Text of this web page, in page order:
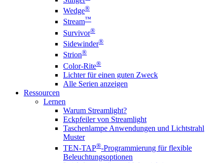
Wedge®
Stream™
Survivor®
Sidewinder®
Strion®
Color-Rite®
Lichter für einen guten Zweck
Alle Serien anzeigen
Ressourcen
Lernen
Warum Streamlight?
Eckpfeiler von Streamlight
Taschenlampe Anwendungen und Lichtstrahl
Muster
TEN-TAP®-Programmierung für flexible
Beleuchtungsoptionen